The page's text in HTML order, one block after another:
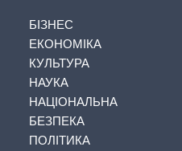
БІЗНЕС
ЕКОНОМІКА
КУЛЬТУРА
НАУКА
НАЦІОНАЛЬНА
БЕЗПЕКА
ПОЛІТИКА